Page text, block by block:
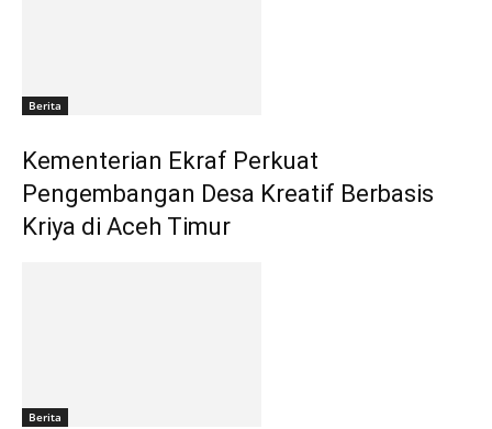
Berita
Kementerian Ekraf Perkuat
Pengembangan Desa Kreatif Berbasis
Kriya di Aceh Timur
Berita